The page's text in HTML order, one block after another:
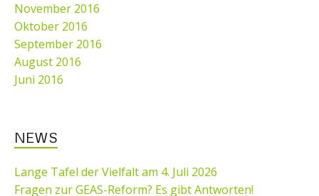
November 2016
Oktober 2016
September 2016
August 2016
Juni 2016
NEWS
Lange Tafel der Vielfalt am 4. Juli 2026
Fragen zur GEAS-Reform? Es gibt Antworten!